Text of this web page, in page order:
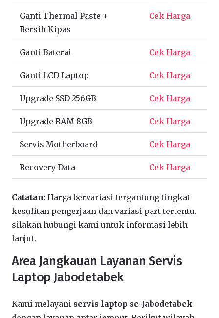
Ganti Thermal Paste +
Bersih Kipas
Cek Harga
Ganti Baterai Cek Harga
Ganti LCD Laptop Cek Harga
Upgrade SSD 256GB Cek Harga
Upgrade RAM 8GB Cek Harga
Servis Motherboard Cek Harga
Recovery Data Cek Harga
Catatan: Harga bervariasi tergantung tingkat
kesulitan pengerjaan dan variasi part tertentu.
silakan hubungi kami untuk informasi lebih
lanjut.
Area Jangkauan Layanan Servis
Laptop Jabodetabek
Kami melayani servis laptop se-Jabodetabek